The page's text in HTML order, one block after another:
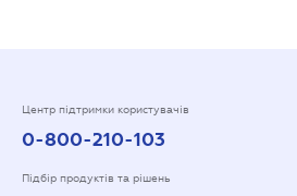
Центр підтримки користувачів
0-800-210-103
Підбір продуктів та рішень